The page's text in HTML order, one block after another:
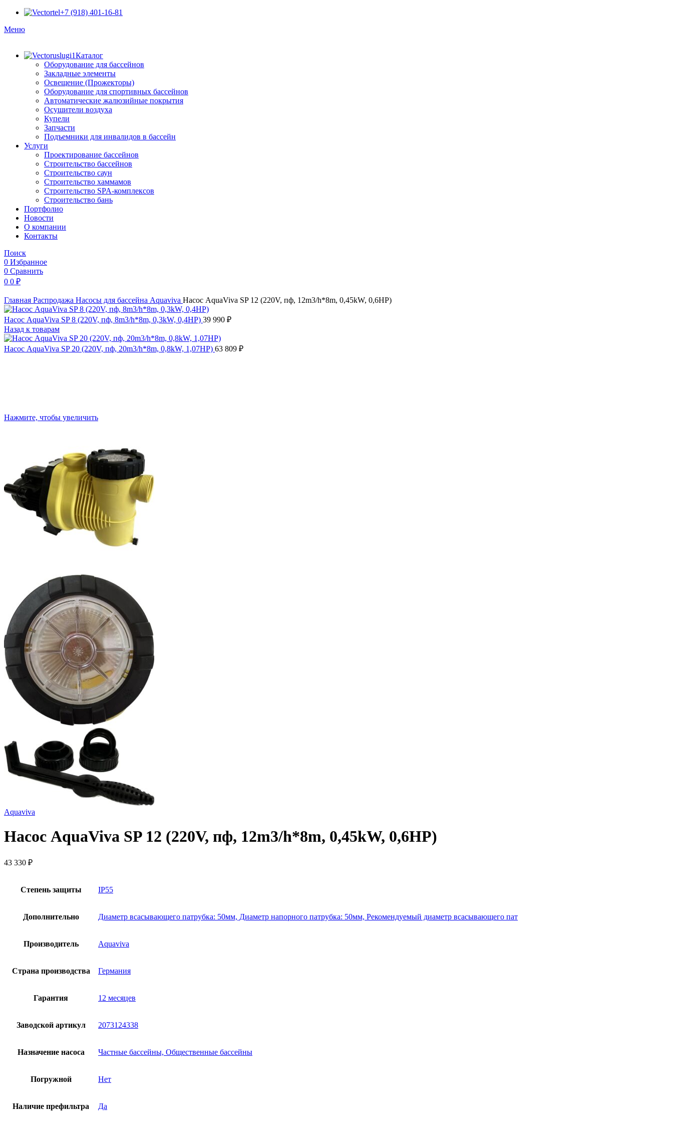
+7 (918) 401-16-81
Меню
Каталог
Оборудование для бассейнов
Закладные элементы
Освещение (Прожекторы)
Оборудование для спортивных бассейнов
Автоматические жалюзийные покрытия
Осушители воздуха
Купели
Запчасти
Подъемники для инвалидов в бассейн
Услуги
Проектирование бассейнов
Строительство бассейнов
Строительство саун
Строительство хаммамов
Строительство SPA-комплексов
Строительство бань
Портфолио
Новости
O компании
Контакты
Поиск
0 Избранное
0 Сравнить
0 0 ₽
Главная Распродажа Насосы для бассейна Aquaviva Насос AquaViva SP 12 (220V, пф, 12m3/h*8m, 0,45kW, 0,6HP)
Насос AquaViva SP 8 (220V, пф, 8m3/h*8m, 0,3kW, 0,4HP) 39 990 ₽
Назад к товарам
Насос AquaViva SP 20 (220V, пф, 20m3/h*8m, 0,8kW, 1,07HP) 63 809 ₽
Нажмите, чтобы увеличить
Aquaviva
Насос AquaViva SP 12 (220V, пф, 12m3/h*8m, 0,45kW, 0,6HP)
43 330 ₽
Степень защиты IP55
Дополнительно Диаметр всасывающего патрубка: 50мм, Диаметр напорного патрубка: 50мм, Рекомендуемый диаметр всасывающего пат
Производитель Aquaviva
Страна производства Германия
Гарантия 12 месяцев
Заводской артикул 2073124338
Назначение насоса Частные бассейны, Общественные бассейны
Погружной Нет
Наличие префильтра Да